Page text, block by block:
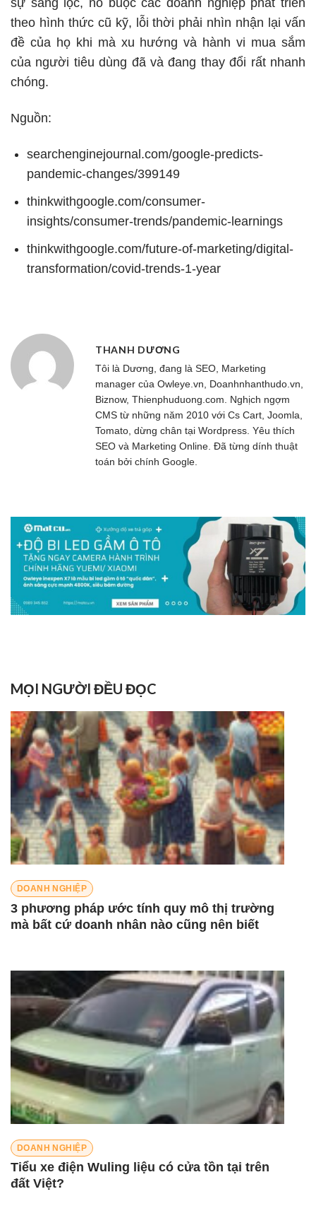
theo hình thức cũ kỹ, lỗi thời phải nhìn nhận lại vấn
đề của họ khi mà xu hướng và hành vi mua sắm
của người tiêu dùng đã và đang thay đổi rất nhanh
chóng.
Nguồn:
searchenginejournal.com/google-predicts-
pandemic-changes/399149
thinkwithgoogle.com/consumer-
insights/consumer-trends/pandemic-learnings
thinkwithgoogle.com/future-of-marketing/digital-
transformation/covid-trends-1-year
THANH DƯƠNG
Tôi là Dương, đang là SEO, Marketing
manager của Owleye.vn, Doanhnhanthudo.vn,
Biznow, Thienphuduong.com. Nghịch ngợm
CMS từ những năm 2010 với Cs Cart, Joomla,
Tomato, dừng chân tại Wordpress. Yêu thích
SEO và Marketing Online. Đã từng dính thuật
toán bởi chính Google.
MỌI NGƯỜI ĐỀU ĐỌC
DOANH NGHIỆP
3 phương pháp ước tính quy mô thị trường
mà bất cứ doanh nhân nào cũng nên biết
DOANH NGHIỆP
Tiểu xe điện Wuling liệu có cửa tồn tại trên
đất Việt?